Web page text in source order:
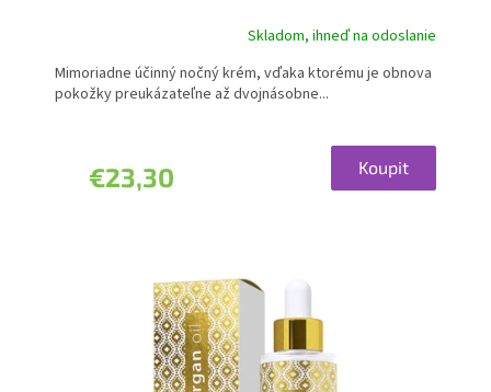
Skladom, ihneď na odoslanie
€23,30 Koupit
Mimoriadne účinný nočný krém, vďaka ktorému je obnova
pokožky preukázateľne až dvojnásobne...